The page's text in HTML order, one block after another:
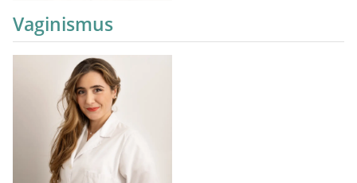
Vaginismus